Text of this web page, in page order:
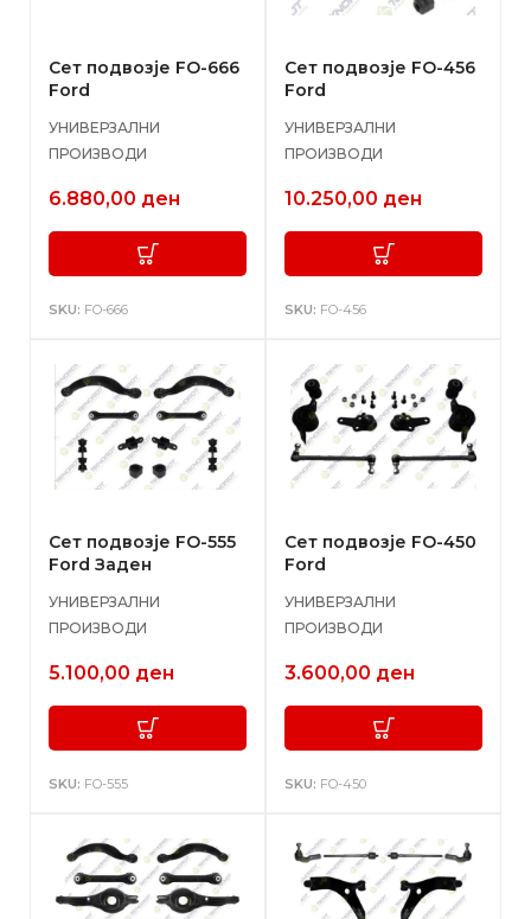
Сет подвозје FO-666
Ford
УНИВЕРЗАЛНИ
ПРОИЗВОДИ
6.880,00 ден
SKU: FO-666
Сет подвозје FO-456
Ford
УНИВЕРЗАЛНИ
ПРОИЗВОДИ
10.250,00 ден
SKU: FO-456
Сет подвозје FO-555
Ford Заден
УНИВЕРЗАЛНИ
ПРОИЗВОДИ
5.100,00 ден
SKU: FO-555
Сет подвозје FO-450
Ford
УНИВЕРЗАЛНИ
ПРОИЗВОДИ
3.600,00 ден
SKU: FO-450